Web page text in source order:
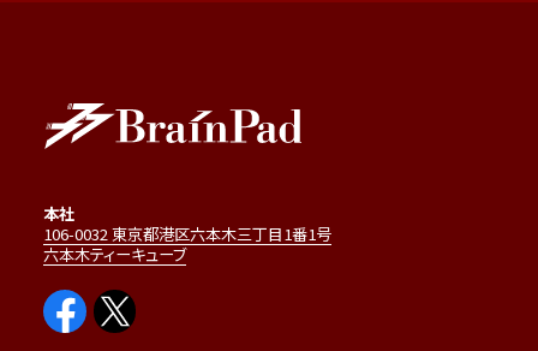
本社
106-0032 東京都港区六本木三丁目1番1号
六本木ティーキューブ